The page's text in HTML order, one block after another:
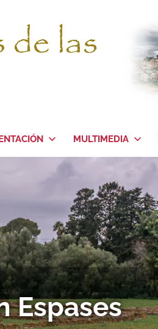
MULTIMEDIA
Espases